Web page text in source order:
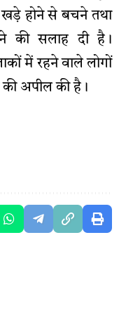
खड़े होने से बचने तथा
की सलाह दी है।
में रहने वाले लोगों
अपील की है।